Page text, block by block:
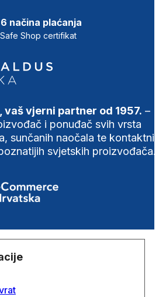
načina plaćanja
Shop certifikat
vaš vjerni partner od 1957. –
i ponuđač svih vrsta
sunčanih naočala te
svjetskih proizvođača.